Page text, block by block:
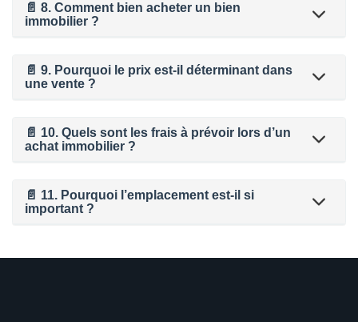
📄 8. Comment bien acheter un bien
immobilier ?
📄 9. Pourquoi le prix est-il déterminant dans
une vente ?
📄 10. Quels sont les frais à prévoir lors d’un
achat immobilier ?
📄 11. Pourquoi l’emplacement est-il si
important ?